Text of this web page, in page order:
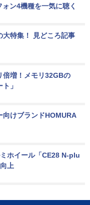
ン4機種を一気に聴く
大特集！ 見どころ記事
倍増！メモリ32GBの
」
向けブランドHOMURA
ホイール「CE28 N-plu
上